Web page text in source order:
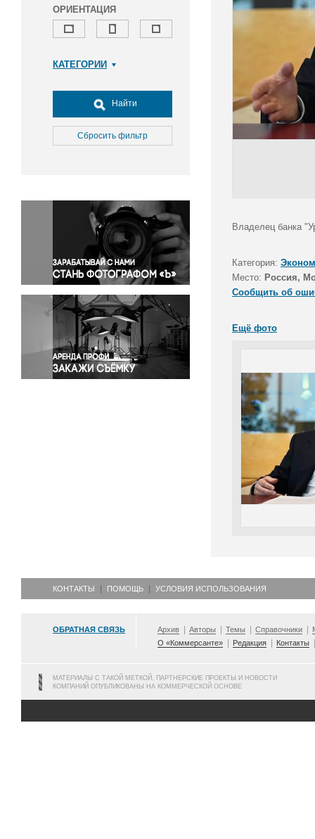
ОРИЕНТАЦИЯ
КАТЕГОРИИ
Досуг, туризм и отдых
Культура
Медицина
Окружающая среда
Политика
Правосудие
Происшествия и конфликты
Религия
Светская жизнь
Спорт
Экология
Экономика и бизнес
Найти
Сбросить фильтр
Владелец банка
Категория:
Место: Россия,
Сообщить об
Ещё фото
КОНТАКТЫ ПОМОЩЬ УСЛОВИЯ ИСПОЛЬЗОВАНИЯ
ОБРАТНАЯ СВЯЗЬ Архив Авторы Темы Справочники
О «Коммерсанте»
Редакция Контакты
МАТЕРИАЛЫ С ТАКОЙ МЕТКОЙ, ПАРТНЕРСКИЕ ПРОЕКТЫ И НОВОСТИ
КОМПАНИЙ ОПУБЛИКОВАНЫ НА КОММЕРЧЕСКОЙ ОСНОВЕ